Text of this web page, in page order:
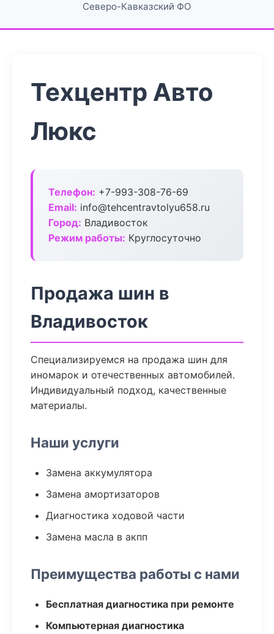
Северо-Кавказский ФО
Техцентр Авто
Люкс
Телефон: +7-993-308-76-69
Email: info@tehcentravtolyu658.ru
Город: Владивосток
Режим работы: Круглосуточно
Продажа шин в
Владивосток
Специализируемся на продажа шин для
иномарок и отечественных автомобилей.
Индивидуальный подход, качественные
материалы.
Наши услуги
Замена аккумулятора
Замена амортизаторов
Диагностика ходовой части
Замена масла в акпп
Преимущества работы с нами
Бесплатная диагностика при ремонте
Компьютерная диагностика